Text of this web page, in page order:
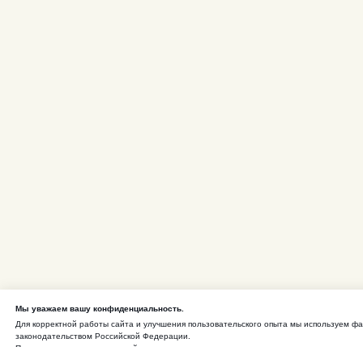
Мы уважаем вашу конфиденциальность.
Для корректной работы сайта и улучшения пользовательского опыта мы используем
законодательством Российской Федерации.